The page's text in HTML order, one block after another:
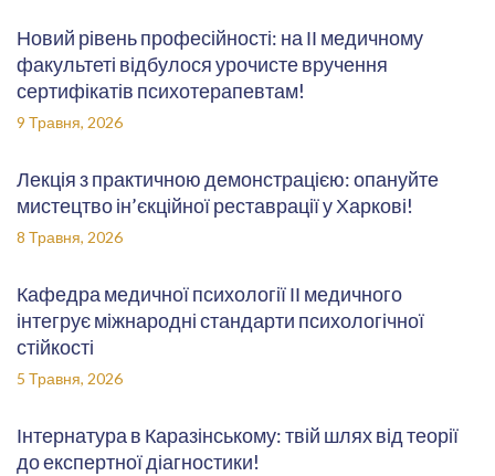
Новий рівень професійності: на ІІ медичному
факультеті відбулося урочисте вручення
сертифікатів психотерапевтам!
9 Травня, 2026
Лекція з практичною демонстрацією: опануйте
мистецтво ін’єкційної реставрації у Харкові!
8 Травня, 2026
Кафедра медичної психології ІІ медичного
інтегрує міжнародні стандарти психологічної
стійкості
5 Травня, 2026
Інтернатура в Каразінському: твій шлях від теорії
до експертної діагностики!